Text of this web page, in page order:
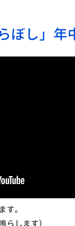
ぼし」年
す。
らします）